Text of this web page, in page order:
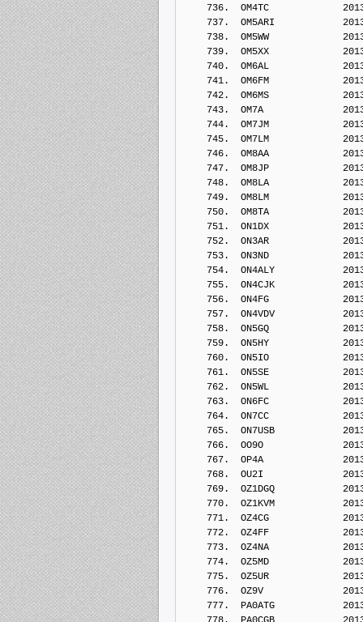
736.  OM4TC
737.  OM5ARI
738.  OM5WW
739.  OM5XX
740.  OM6AL
741.  OM6FM
742.  OM6MS
743.  OM7A
744.  OM7JM
745.  OM7LM
746.  OM8AA
747.  OM8JP
748.  OM8LA
749.  OM8LM
750.  OM8TA
751.  ON1DX
752.  ON3AR
753.  ON3ND
754.  ON4ALY
755.  ON4CJK
756.  ON4FG
757.  ON4VDV
758.  ON5GQ
759.  ON5HY
760.  ON5IO
761.  ON5SE
762.  ON5WL
763.  ON6FC
764.  ON7CC
765.  ON7USB
766.  OO9O
767.  OP4A
768.  OU2I
769.  OZ1DGQ
770.  OZ1KVM
771.  OZ4CG
772.  OZ4FF
773.  OZ4NA
774.  OZ5MD
775.  OZ5UR
776.  OZ9V
777.  PA0ATG